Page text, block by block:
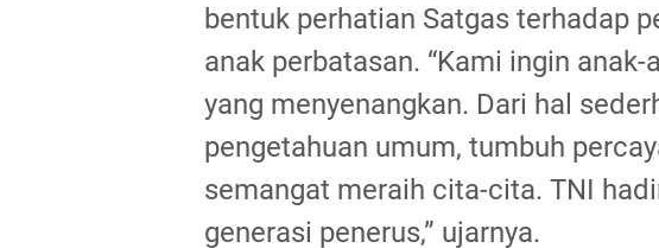
bentuk perhatian Satgas terhadap
anak perbatasan. “Kami ingin
yang menyenangkan. Dari hal
pengetahuan umum, tumbuh
semangat meraih cita-cita. TNI
generasi penerus,” ujarnya.